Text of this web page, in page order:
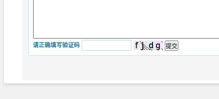
请正确填写验证码